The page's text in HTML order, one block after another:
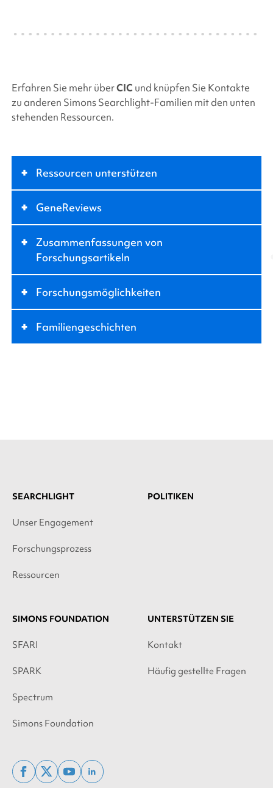
Erfahren Sie mehr überCIC und knüpfen Sie Kontakte
zu anderen Simons Searchlight-Familien mit den unten
stehenden Ressourcen.
+ Ressourcen unterstützen
+ GeneReviews
+
Zusammenfassungen von
Forschungsartikeln
+ Forschungsmöglichkeiten
+ Familiengeschichten
SEARCHLIGHT
Unser Engagement
Forschungsprozess
Ressourcen
POLITIKEN
SIMONS FOUNDATION
SFARI
SPARK
Spectrum
Simons Foundation
UNTERSTÜTZEN SIE
Kontakt
Häufig gestellte Fragen
facebook
x
youtubelinkedin